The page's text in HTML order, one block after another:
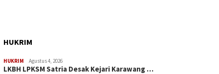
HUKRIM
HUKRIM Agustus 4, 2026
LKBH LPKSM Satria Desak Kejari Karawang …